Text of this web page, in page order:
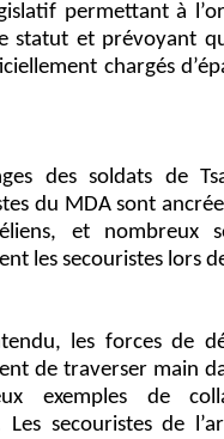
permettant à
statut et prévoyant
chargés
des soldats de
du MDA sont
et nombreux
les secouristes lors
les forces de
de traverser main
exemples de
Les secouristes de